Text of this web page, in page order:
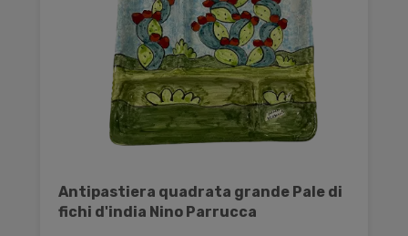
Antipastiera quadrata grande Pale di
fichi d'india Nino Parrucca